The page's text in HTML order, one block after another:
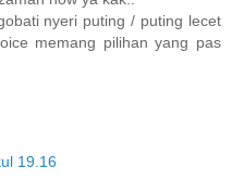
nyeri puting / puting lecet
memang pilihan yang pas
19.16